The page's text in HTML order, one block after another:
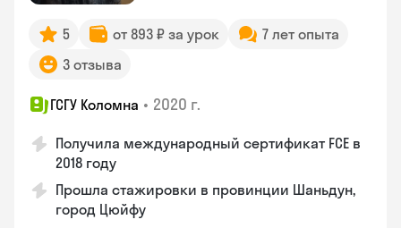
5 от 893 ₽ за урок
7 лет опыта
3 отзыва
ГСГУ Коломна • 2020 г.
Получила международный сертификат FCE в
2018 году
Прошла стажировки в провинции Шаньдун,
город Цюйфу